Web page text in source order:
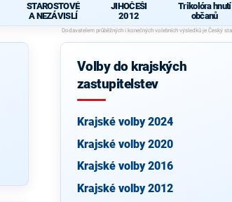
STAROSTOVÉ
A NEZÁVISLÍ
JIHOČEŠI
2012
Trikolóra hnutí
občanů
Volby do krajských
zastupitelstev
Krajské volby 2024
Krajské volby 2020
Krajské volby 2016
Krajské volby 2012